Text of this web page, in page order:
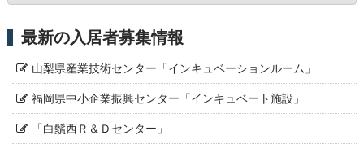
最新の入居者募集情報
山梨県産業技術センター「インキュベーションルーム」
福岡県中小企業振興センター「インキュベート施設」
「白鬚西Ｒ＆Ｄセンター」